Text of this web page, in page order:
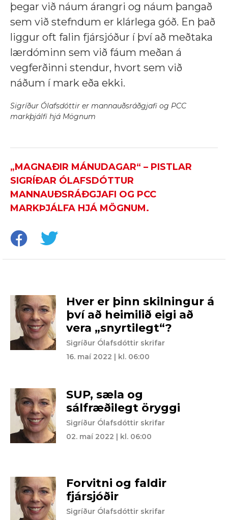
þegar við náum árangri og náum þangað
sem við stefndum er klárlega góð. En það
liggur oft falin fjársjóður í því að meðtaka
lærdóminn sem við fáum meðan á
vegferðinni stendur, hvort sem við
náðum í mark eða ekki.
Sigríður Ólafsdóttir er mannauðsráðgjafi og PCC
markþjálfi hjá Mögnum
„MAGNAÐIR MÁNUDAGAR“ – PISTLAR
SIGRÍÐAR ÓLAFSDÓTTUR
MANNAUÐSRÁÐGJAFI OG PCC
MARKÞJÁLFA HJÁ MÖGNUM.
Hver er þinn skilningur á
því að heimilið eigi að
vera „snyrtilegt“?
Sigríður Ólafsdóttir skrifar
16. maí 2022 | kl. 06:00
SUP, sæla og
sálfræðilegt öryggi
Sigríður Ólafsdóttir skrifar
02. maí 2022 | kl. 06:00
Forvitni og faldir
fjársjóðir
Sigríður Ólafsdóttir skrifar